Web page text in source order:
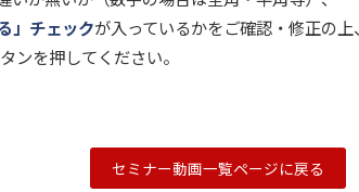
」チェックが入っているかをご確認・修正の上、
ンを押してください。
セミナー動画一覧ページに戻る